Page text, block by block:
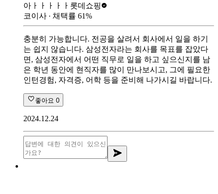
아ㅏㅏㅏㅏㅏ 롯데쇼핑
코이사 ∙ 채택률 61%
충분히 가능합니다. 전공을 살려서 회사에서 일을 하기
는 쉽지 않습니다. 삼성전자라는 회사를 목표를 잡았다
면, 삼성전자에서 어떤 직무로 일을 하고 싶으신지를 남
은 학년 동안에 현직자를 많이 만나보시고, 그에 필요한
인턴경험, 자격증, 어학 등을 준비해 나가시길 바랍니다.
좋아요 0
2024.12.24